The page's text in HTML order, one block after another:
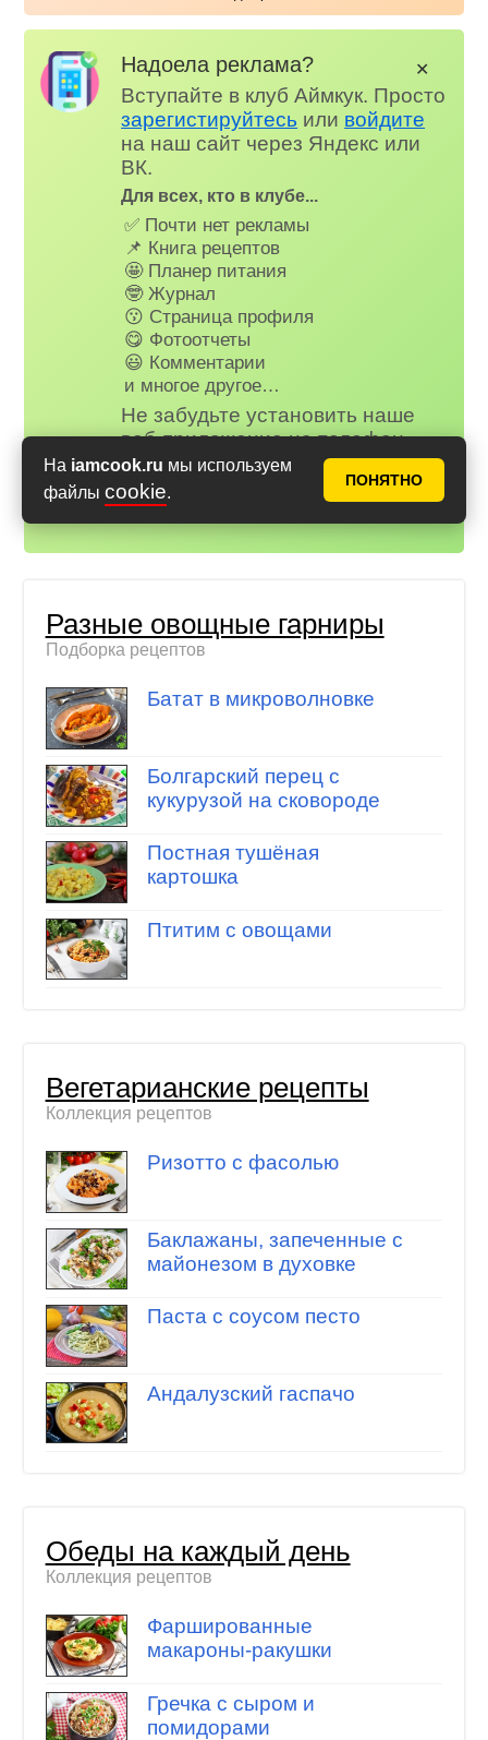
На iamcook.ru мы используем
файлы cookie.
ПОНЯТНО
Надоела реклама?
Вступайте в клуб Аймкук. Просто
зарегистируйтесь или войдите
на наш сайт через Яндекс или
ВК.
Для всех, кто в клубе...
✅ Почти нет рекламы
📌 Книга рецептов
🤩 Планер питания
🤓 Журнал
😗 Страница профиля
😋 Фотоотчеты
😃 Комментарии
и многое другое…
Не забудьте установить наше
веб-приложение на телефон,
рецепты и сервисы Аймкук будут
всегда под рукой!
Айфон (iOS)
✕
Разные овощные гарниры
Подборка рецептов
Батат в микроволновке
Болгарский перец с
кукурузой на сковороде
Постная тушёная
картошка
Птитим с овощами
Вегетарианские рецепты
Коллекция рецептов
Ризотто с фасолью
Баклажаны, запеченные с
майонезом в духовке
Паста с соусом песто
Андалузский гаспачо
Обеды на каждый день
Коллекция рецептов
Фаршированные
макароны-ракушки
Гречка с сыром и
помидорами